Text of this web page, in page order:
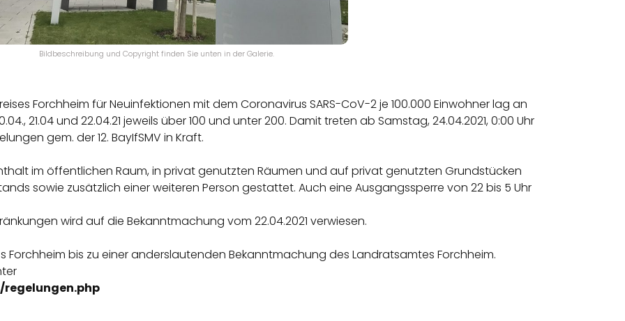
Bildbeschreibung und Copyright finden Sie unten in der Galerie.
Forchheim für Neuinfektionen mit dem Coronavirus SARS-CoV-2 je 100.000 Einwohner lag an
21.04 und 22.04.21 jeweils über 100 und unter 200. Damit treten ab Samstag, 24.04.2021, 0:00 Uhr
gem. der 12. BayIfSMV in Kraft.
im öffentlichen Raum, in privat genutzten Räumen und auf privat genutzten Grundstücken
sowie zusätzlich einer weiteren Person gestattet. Auch eine Ausgangssperre von 22 bis 5 Uhr
wird auf die Bekanntmachung vom 22.04.2021 verwiesen.
Forchheim bis zu einer anderslautenden Bekanntmachung des Landratsamtes Forchheim.